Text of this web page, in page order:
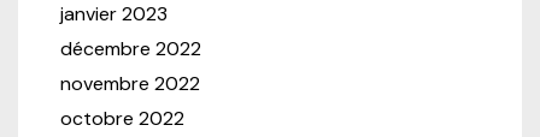
janvier 2023
décembre 2022
novembre 2022
octobre 2022